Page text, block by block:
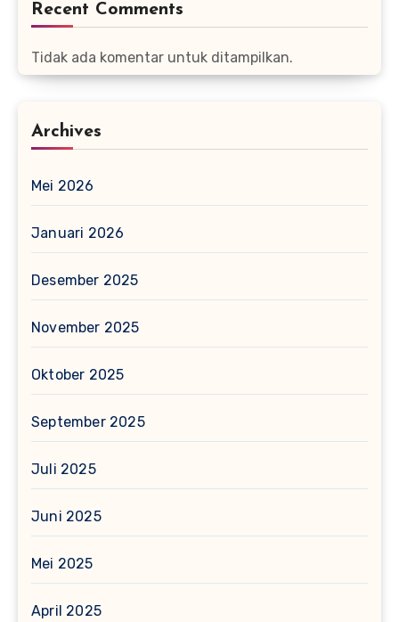
Recent Comments
Tidak ada komentar untuk ditampilkan.
Archives
Mei 2026
Januari 2026
Desember 2025
November 2025
Oktober 2025
September 2025
Juli 2025
Juni 2025
Mei 2025
April 2025